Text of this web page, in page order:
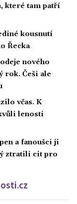
které tam patří
kousnutí
Řecka
nového
rok. Češi ale
včas. K
lenosti
a fanoušci ji
ztratili cit pro